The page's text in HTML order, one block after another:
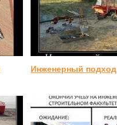
Инженерный подход